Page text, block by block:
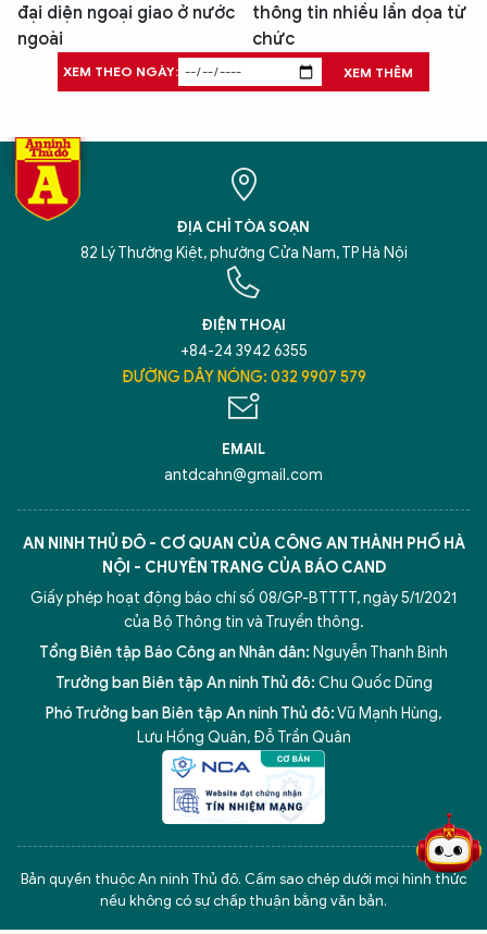
đại diện ngoại giao ở nước
ngoài
thông tin nhiều lần dọa từ
chức
XEM THEO NGÀY: XEM THÊM
ĐỊA CHỈ TÒA SOẠN
82 Lý Thường Kiệt, phường Cửa Nam, TP Hà Nội
ĐIỆN THOẠI
+84-24 3942 6355
ĐƯỜNG DÂY NÓNG: 032 9907 579
EMAIL
antdcahn@gmail.com
AN NINH THỦ ĐÔ - CƠ QUAN CỦA CÔNG AN THÀNH PHỐ HÀ
NỘI - CHUYÊN TRANG CỦA BÁO CAND
Giấy phép hoạt động báo chí số 08/GP-BTTTT, ngày 5/1/2021
của Bộ Thông tin và Truyền thông.
Tổng Biên tập Báo Công an Nhân dân: Nguyễn Thanh Bình
Trưởng ban Biên tập An ninh Thủ đô: Chu Quốc Dũng
Phó Trưởng ban Biên tập An ninh Thủ đô:Vũ Mạnh Hùng,
Lưu Hồng Quân, Đỗ Trần Quân
Bản quyền thuộc An ninh Thủ đô. Cấm sao chép dưới mọi hình thức
nếu không có sự chấp thuận bằng văn bản.
5 điểm nghẽn của Hà Nội giải pháp xử lý điểm nghẽn của